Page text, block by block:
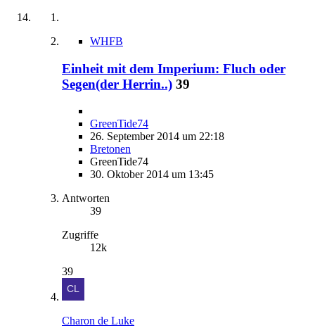
WHFB
Einheit mit dem Imperium: Fluch oder
Segen(der Herrin..) 39
GreenTide74
26. September 2014 um 22:18
Bretonen
GreenTide74
30. Oktober 2014 um 13:45
Antworten
39
Zugriffe
12k
39
Charon de Luke